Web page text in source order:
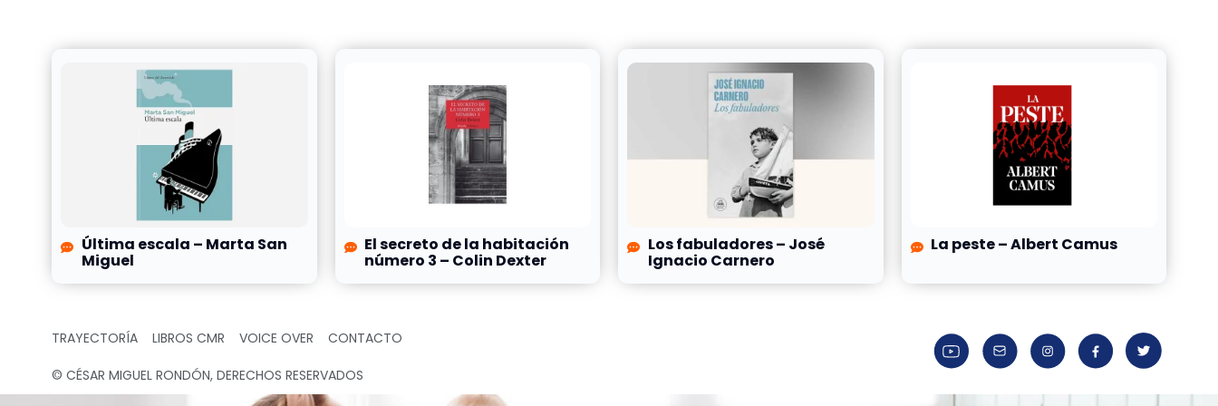
Última escala – Marta San
Miguel
El secreto de la habitación
número 3 – Colin Dexter
Los fabuladores – José
Ignacio Carnero
La peste – Albert Camus
TRAYECTORÍA LIBROS CMR VOICE OVER CONTACTO
© CÉSAR MIGUEL RONDÓN, DERECHOS RESERVADOS